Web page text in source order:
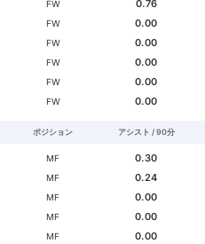
FW
0.76
FW
0.00
FW
0.00
FW
0.00
FW
0.00
FW 0.00
ポジション アシスト / 90分
MF
0.30
MF
0.24
MF
0.00
MF
0.00
MF 0.00